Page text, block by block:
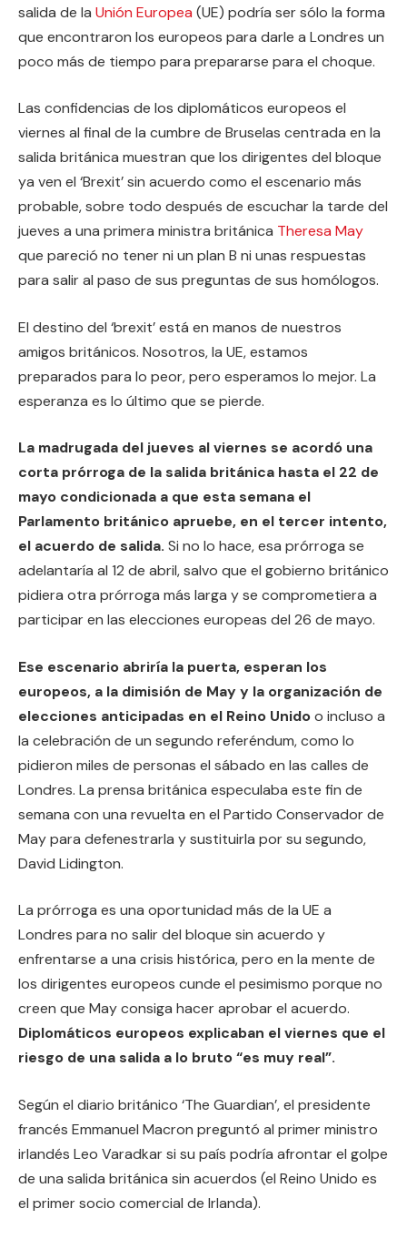
salida de la Unión Europea (UE) podría ser sólo la forma
que encontraron los europeos para darle a Londres un
poco más de tiempo para prepararse para el choque.
Las confidencias de los diplomáticos europeos el
viernes al final de la cumbre de Bruselas centrada en la
salida británica muestran que los dirigentes del bloque
ya ven el ‘Brexit’ sin acuerdo como el escenario más
probable, sobre todo después de escuchar la tarde del
jueves a una primera ministra británica Theresa May
que pareció no tener ni un plan B ni unas respuestas
para salir al paso de sus preguntas de sus homólogos.
El destino del ‘brexit’ está en manos de nuestros
amigos británicos. Nosotros, la UE, estamos
preparados para lo peor, pero esperamos lo mejor. La
esperanza es lo último que se pierde.
La madrugada del jueves al viernes se acordó una
corta prórroga de la salida británica hasta el 22 de
mayo condicionada a que esta semana el
Parlamento británico apruebe, en el tercer intento,
el acuerdo de salida. Si no lo hace, esa prórroga se
adelantaría al 12 de abril, salvo que el gobierno británico
pidiera otra prórroga más larga y se comprometiera a
participar en las elecciones europeas del 26 de mayo.
Ese escenario abriría la puerta, esperan los
europeos, a la dimisión de May y la organización de
elecciones anticipadas en el Reino Unidoo incluso a
la celebración de un segundo referéndum, como lo
pidieron miles de personas el sábado en las calles de
Londres. La prensa británica especulaba este fin de
semana con una revuelta en el Partido Conservador de
May para defenestrarla y sustituirla por su segundo,
David Lidington.
La prórroga es una oportunidad más de la UE a
Londres para no salir del bloque sin acuerdo y
enfrentarse a una crisis histórica, pero en la mente de
los dirigentes europeos cunde el pesimismo porque no
creen que May consiga hacer aprobar el acuerdo.
Diplomáticos europeos explicaban el viernes que el
riesgo de una salida a lo bruto “es muy real”.
Según el diario británico ‘The Guardian’, el presidente
francés Emmanuel Macron preguntó al primer ministro
irlandés Leo Varadkar si su país podría afrontar el golpe
de una salida británica sin acuerdos (el Reino Unido es
el primer socio comercial de Irlanda).